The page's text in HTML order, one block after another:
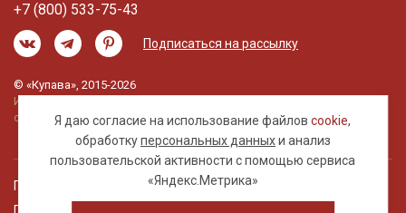
Я даю согласие на использование файловcookie,
обработкуперсональных данныхи анализ
пользовательской активности с помощью сервиса
«Яндекс.Метрика»
+7 (800) 533-75-43
Подписаться на рассылку
© «Купава», 2015-2026
Информация на сайте не является публичной
офертой.
Правовая информация